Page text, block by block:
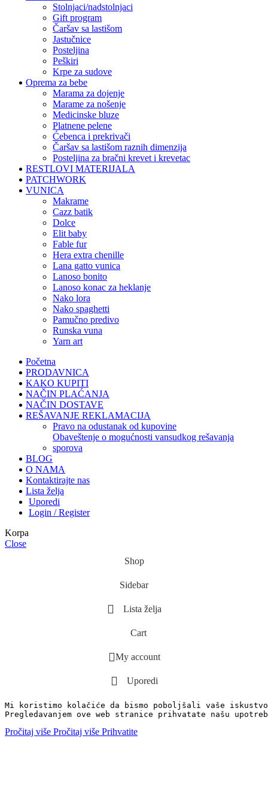
stolnjaci/nadstolnjaci
gift program
čaršav sa lastišom
jastučnice
posteljina
peškiri
krpe za sudove
Oprema za bebe
marama za dojenje
marame za nošenje
medicinske bluze
platnene pelene
ćebenca i prekrivači
čaršav sa lastišom raznih dimenzija
posteljina za bračni krevet i krevetac
RESTLOVI MATERIJALA
PATCHWORK
VUNICA
makrame
cazz batik
dolce
elit baby
fable fur
hera extra chenille
lana gatto vunica
lanoso bonito
lanoso konac za heklanje
nako lora
nako spaghetti
pamučno predivo
runska vuna
yarn art
Početna
PRODAVNICA
KAKO KUPITI
NAČIN PLAĆANJA
NAČIN DOSTAVE
REŠAVANJE REKLAMACIJA
pravo na odustanak od kupovine
obaveštenje o mogućnosti vansudkog rešavanja
sporova
BLOG
O NAMA
Kontaktirajte nas
Lista želja
Uporedi
Login / Register
Korpa
Close
Shop
Sidebar
Lista želja
Cart
My account
Uporedi
Mi koristimo kolačiće da bismo poboljšali vaše
Pregledavanjem ove web stranice prihvatate našu
Pročitaj više Pročitaj više Prihvatite